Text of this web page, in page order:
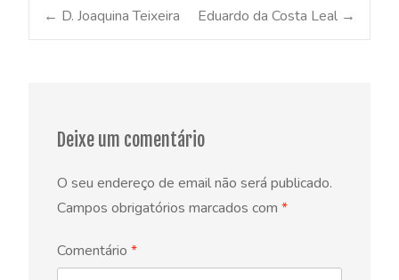
Post
← D. Joaquina Teixeira Eduardo da Costa Leal →
Deixe um comentário
O seu endereço de email não será publicado.
Campos obrigatórios marcados com *
Comentário *